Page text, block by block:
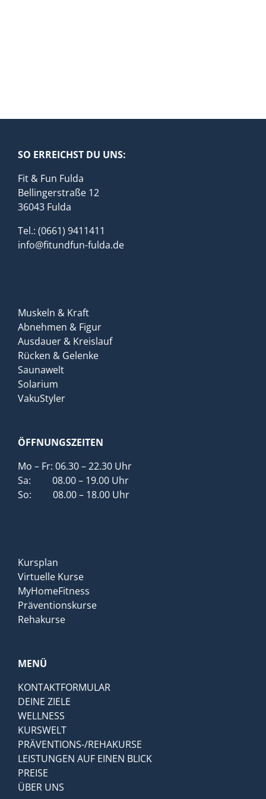
SO ERREICHST DU UNS:
Fit & Fun Fulda
Bellingerstraße 12
36043 Fulda
Tel.: (0661) 9411411
info@fitundfun-fulda.de
Muskeln & Kraft
Abnehmen & Figur
Ausdauer & Kreislauf
Rücken & Gelenke
Saunawelt
Solarium
VakuStyler
ÖFFNUNGSZEITEN
Mo – Fr: 06.30 – 22.30 Uhr
Sa: 08.00 – 19.00 Uhr
So: 08.00 – 18.00 Uhr
Kursplan
Virtuelle Kurse
MyHomeFitness
Präventionskurse
Rehakurse
MENÜ
KONTAKTFORMULAR
DEINE ZIELE
WELLNESS
KURSWELT
PRÄVENTIONS-/REHAKURSE
LEISTUNGEN AUF EINEN BLICK
PREISE
ÜBER UNS